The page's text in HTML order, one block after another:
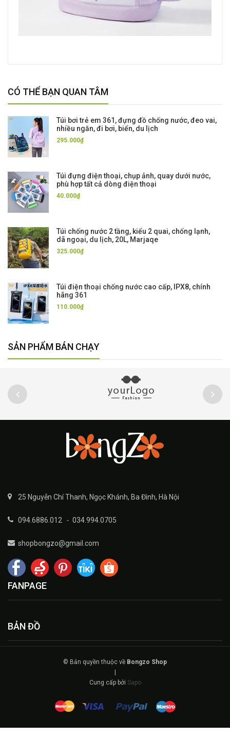
CÓ THỂ BẠN QUAN TÂM
Túi bơi trẻ em 361, đựng đồ chống nước, đeo vai,
nhiều ngăn, đi bơi, biển, du lịch
295.000₫
Túi đựng điện thoại, chụp ảnh, quay dưới nước,
phù hợp tất cả dòng điện thoại
40.000₫
Túi chống nước 2 tầng, kiểu 2 quai, chống lạnh,
dã ngoại, du lịch, 20L, Marjaqe
325.000₫
Túi điện thoại chống nước cao cấp, IPX8, chính
hãng 361
110.000₫
SẢN PHẨM BÁN CHẠY
25 Nguyễn Chí Thanh, Ngọc Khánh, Ba Đình, Hà Nội
094.6886.012 - 034.994.0705
shopbongzo@gmail.com
FANPAGE
BẢN ĐỒ
© Bản quyền thuộc về Bongzo Shop
Cung cấp bởi Sapo